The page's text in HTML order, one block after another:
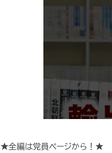
★全編は党員ページから！★